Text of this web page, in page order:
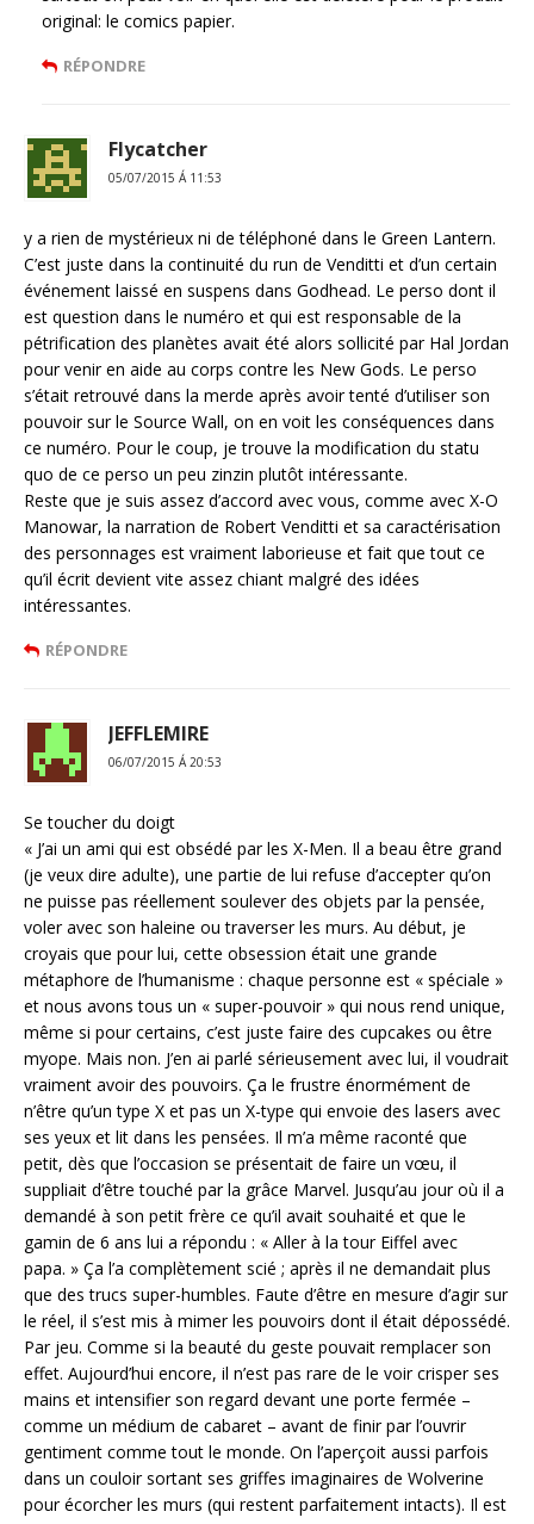
original: le comics papier.
RÉPONDRE
Flycatcher
05/07/2015 Á 11:53
y a rien de mystérieux ni de téléphoné dans le Green Lantern.
C’est juste dans la continuité du run de Venditti et d’un certain
événement laissé en suspens dans Godhead. Le perso dont il
est question dans le numéro et qui est responsable de la
pétrification des planètes avait été alors sollicité par Hal Jordan
pour venir en aide au corps contre les New Gods. Le perso
s’était retrouvé dans la merde après avoir tenté d’utiliser son
pouvoir sur le Source Wall, on en voit les conséquences dans
ce numéro. Pour le coup, je trouve la modification du statu
quo de ce perso un peu zinzin plutôt intéressante.
Reste que je suis assez d’accord avec vous, comme avec X-O
Manowar, la narration de Robert Venditti et sa caractérisation
des personnages est vraiment laborieuse et fait que tout ce
qu’il écrit devient vite assez chiant malgré des idées
intéressantes.
RÉPONDRE
JEFFLEMIRE
06/07/2015 Á 20:53
Se toucher du doigt
« J’ai un ami qui est obsédé par les X-Men. Il a beau être grand
(je veux dire adulte), une partie de lui refuse d’accepter qu’on
ne puisse pas réellement soulever des objets par la pensée,
voler avec son haleine ou traverser les murs. Au début, je
croyais que pour lui, cette obsession était une grande
métaphore de l’humanisme : chaque personne est « spéciale »
et nous avons tous un « super-pouvoir » qui nous rend unique,
même si pour certains, c’est juste faire des cupcakes ou être
myope. Mais non. J’en ai parlé sérieusement avec lui, il voudrait
vraiment avoir des pouvoirs. Ça le frustre énormément de
n’être qu’un type X et pas un X-type qui envoie des lasers avec
ses yeux et lit dans les pensées. Il m’a même raconté que
petit, dès que l’occasion se présentait de faire un vœu, il
suppliait d’être touché par la grâce Marvel. Jusqu’au jour où il a
demandé à son petit frère ce qu’il avait souhaité et que le
gamin de 6 ans lui a répondu : « Aller à la tour Eiffel avec
papa. » Ça l’a complètement scié ; après il ne demandait plus
que des trucs super-humbles. Faute d’être en mesure d’agir sur
le réel, il s’est mis à mimer les pouvoirs dont il était dépossédé.
Par jeu. Comme si la beauté du geste pouvait remplacer son
effet. Aujourd’hui encore, il n’est pas rare de le voir crisper ses
mains et intensifier son regard devant une porte fermée –
comme un médium de cabaret – avant de finir par l’ouvrir
gentiment comme tout le monde. On l’aperçoit aussi parfois
dans un couloir sortant ses griffes imaginaires de Wolverine
pour écorcher les murs (qui restent parfaitement intacts). Il est